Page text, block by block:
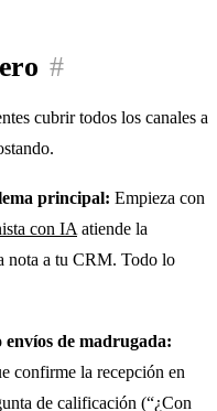
#
cubrir todos los canales a
principal: Empieza con
con IAatiende la
nota a tu CRM. Todo lo
de madrugada:
confirme la recepción en
de calificación (“¿Con